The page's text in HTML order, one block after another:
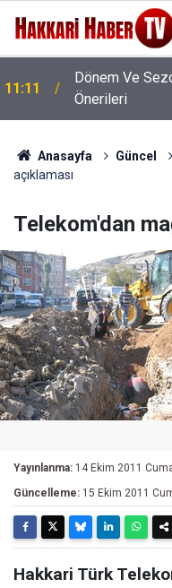
11:11
Dönem Ve
Önerileri
Anasayfa Güncel
açıklaması
Telekom'dan
Yayınlanma: 14 Ekim 2011
Güncelleme: 15 Ekim 2011
Hakkari Türk